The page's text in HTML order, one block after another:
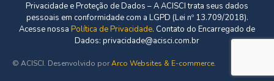
Privacidade e Proteção de Dados – A ACISCI trata seus dados
pessoais em conformidade com a LGPD (Lei nº 13.709/2018).
Acesse nossa Política de Privacidade. Contato do Encarregado de
Dados: privacidade@acisci.com.br
© ACISCI. Desenvolvido porArco Websites & E-commerce.